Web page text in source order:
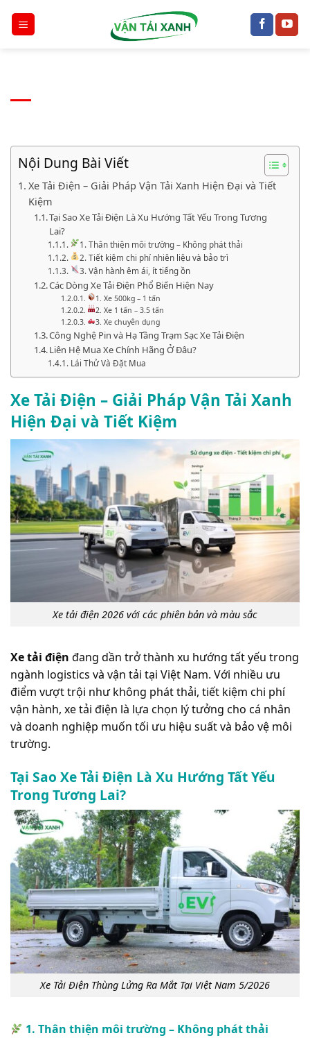
đến
Nội Dung Bài Viết
Xe Tải Điện – Giải Pháp Vận Tải Xanh Hiện Đại và Tiết
Kiệm
Tại Sao Xe Tải Điện Là Xu Hướng Tất Yếu Trong Tương
Lai?
1. Thân thiện môi trường – Không phát thải
2. Tiết kiệm chi phí nhiên liệu và bảo trì
3. Vận hành êm ái, ít tiếng ồn
Các Dòng Xe Tải Điện Phổ Biến Hiện Nay
1. Xe 500kg – 1 tấn
2. Xe 1 tấn – 3.5 tấn
3. Xe chuyên dụng
Công Nghệ Pin và Hạ Tầng Trạm Sạc Xe Tải Điện
Liên Hệ Mua Xe Chính Hãng Ở Đâu?
Lái Thử Và Đặt Mua
Xe Tải Điện – Giải Pháp Vận Tải Xanh
Hiện Đại và Tiết Kiệm
Xe tải điện 2026 với các phiên bản và màu sắc
Xe tải điện đang dần trở thành xu hướng tất yếu trong
ngành logistics và vận tải tại Việt Nam. Với nhiều ưu
điểm vượt trội như không phát thải, tiết kiệm chi phí
vận hành, xe tải điện là lựa chọn lý tưởng cho cá nhân
và doanh nghiệp muốn tối ưu hiệu suất và bảo vệ môi
trường.
Tại Sao Xe Tải Điện Là Xu Hướng Tất Yếu
Trong Tương Lai?
Xe Tải Điện Thùng Lửng Ra Mắt Tại Việt Nam 5/2026
1. Thân thiện môi trường – Không phát thải